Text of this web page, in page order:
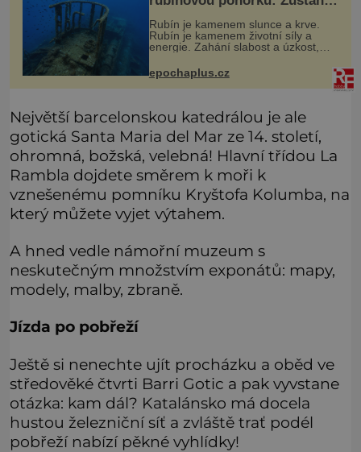
Rubín je kamenem slunce a krve.
Rubín je kamenem životní síly a
energie. Zahání slabost a úzkost,
jménem pro neživý stroj, kterému
člověk prokázal čest nezmizet v tavic
epochaplus.cz
Největší barcelonskou katedrálou je ale
gotická Santa Maria del Mar ze 14. století,
ohromná, božská, velebná! Hlavní třídou La
Rambla dojdete směrem k moři k
vznešenému pomníku Kryštofa Kolumba, na
který můžete vyjet výtahem.
A hned vedle námořní muzeum s
neskutečným množstvím exponátů: mapy,
modely, malby, zbraně.
Jízda po pobřeží
Ještě si nenechte ujít procházku a oběd ve
středověké čtvrti Barri Gotic a pak vyvstane
otázka: kam dál? Katalánsko má docela
hustou železniční síť a zvláště trať podél
pobřeží nabízí pěkné vyhlídky!